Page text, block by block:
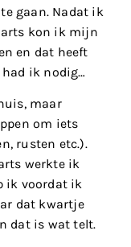
gaan. Nadat ik
kon ik mijn
en dat heeft
had ik nodig…
maar
om iets
rusten etc.).
werkte ik
ik voordat ik
dat kwartje
dat is wat telt.